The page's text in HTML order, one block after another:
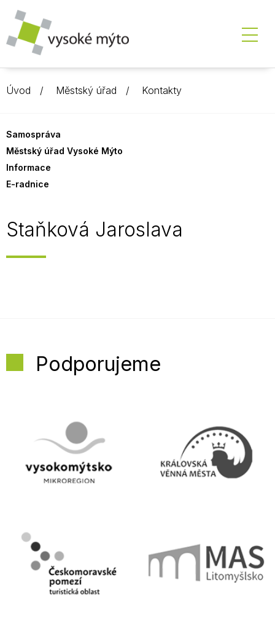
Úvod Městský úřad Kontakty
Samospráva
Městský úřad Vysoké Mýto
Informace
E-radnice
Staňková Jaroslava
Podporujeme